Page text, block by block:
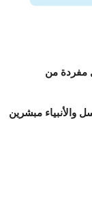
مفردة من
والأنبياء مبشرين